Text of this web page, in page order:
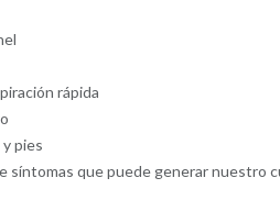
rápida
pies
síntomas que puede generar nuestro